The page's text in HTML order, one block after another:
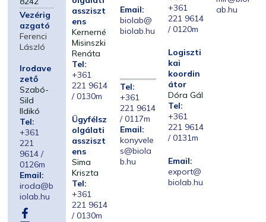
Vezérig
azgató
Ferenci
László
Irodave
zető
Szabó-
Sild
Ildikó
Tel:
+361
221
9614 /
0126m
Email:
iroda@b
iolab.hu
assziszt
ens
Kernerné
Misinszki
Renáta
Tel:
+361
221 9614
/ 0130m
Ügyfélsz
olgálati
assziszt
ens
Sima
Kriszta
Tel:
+361
221 9614
/ 0130m
Email:
biolab@
biolab.hu
Tel:
+361
221 9614
/ 0117m
Email:
konyvele
s@biola
b.hu
+361
221 9614
/ 0120m
Logiszti
kai
koordin
átor
Dóra Gál
Tel:
+361
221 9614
/ 0131m
Email:
export@
biolab.hu
ab.hu